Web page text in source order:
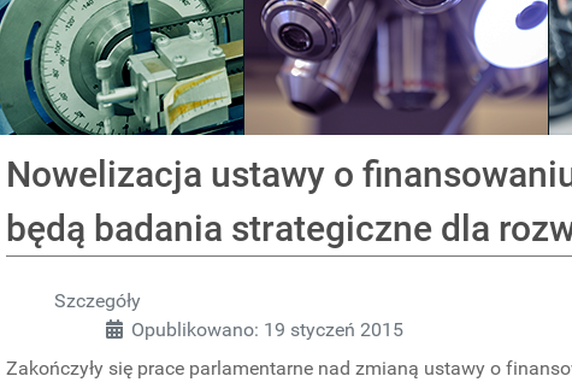
Nowelizacja ustawy o
będą badania strategiczne dla
Szczegóły
Opublikowano: 19 styczeń 2015
Zakończyły się prace parlamentarne nad zmianą ustawy o